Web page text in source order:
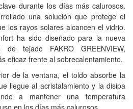
durante los días más calurosos.
una solución que protege el
los rayos solares alcancen el vidrio.
ha sido diseñado para la nueva
tejado FAKRO GREENVIEW,
eficaz frente al sobrecalentamiento.
de la ventana, el toldo absorbe la
llegue al acristalamiento y la disipa
a mantener una temperatura